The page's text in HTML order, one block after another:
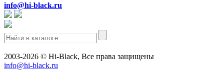
info@hi-black.ru
2003-2026 © Hi-Black, Все права защищены
info@hi-black.ru